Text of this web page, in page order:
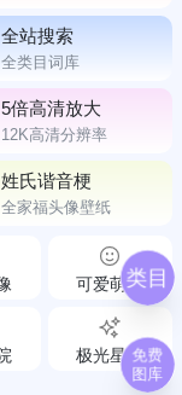
全站搜索
全类目词库
5倍高清放大
12K高清分辨率
姓氏谐音梗
全家福头像壁纸
可爱萌宠
极光星空
类目
免费
图库